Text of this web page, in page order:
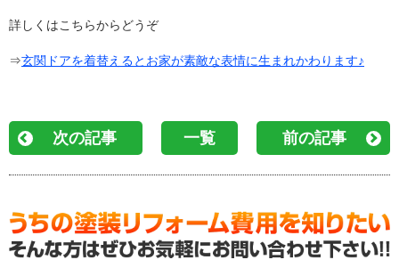
詳しくはこちらからどうぞ
⇒玄関ドアを着替えるとお家が素敵な表情に生まれかわります♪
次の記事 一覧 前の記事